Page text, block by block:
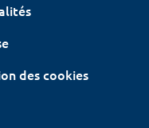
des cookies